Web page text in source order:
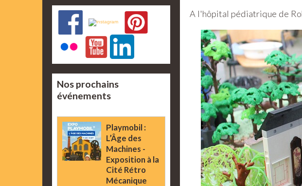
A l'hôpital pédiatrique de
Nos prochains
événements
Playmobil :
L’Âge des
Machines -
Exposition à la
Cité Rétro
Mécanique